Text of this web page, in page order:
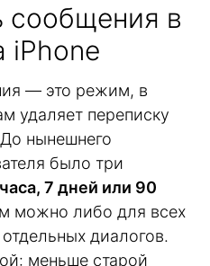
сообщения в
iPhone
— это режим, в
удаляет переписку
нынешнего
было три
7 дней или 90
можно либо для всех
диалогов.
меньше старой